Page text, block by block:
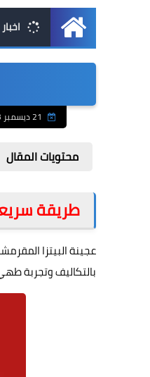
الرئيسيةاخبار
محتويات المقال
طريقة
عجينة البيتزا
بالتكاليف وتجربة